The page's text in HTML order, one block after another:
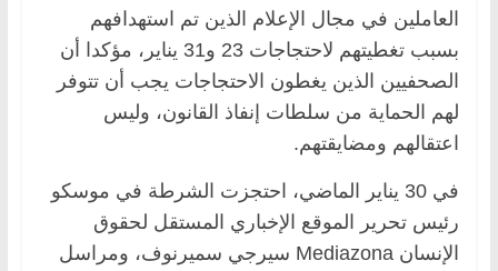
العاملين في مجال الإعلام الذين تم استهدافهم
بسبب تغطيتهم لاحتجاجات 23 و31 يناير، مؤكدا أن
الصحفيين الذين يغطون الاحتجاجات يجب أن تتوفر
لهم الحماية من سلطات إنفاذ القانون، وليس
اعتقالهم ومضايقتهم.
في 30 يناير الماضي، احتجزت الشرطة في موسكو
رئيس تحرير الموقع الإخباري المستقل لحقوق
الإنسان Mediazona سيرجي سميرنوف، ومراسل